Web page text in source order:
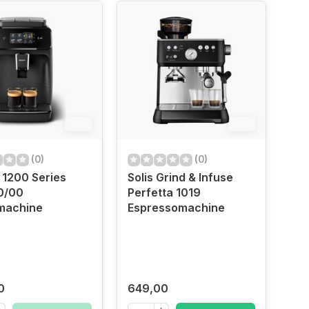
(0)
Series
00
(0)
Solis Grind & Infuse
Perfetta 1019
Espressomachine
649,00